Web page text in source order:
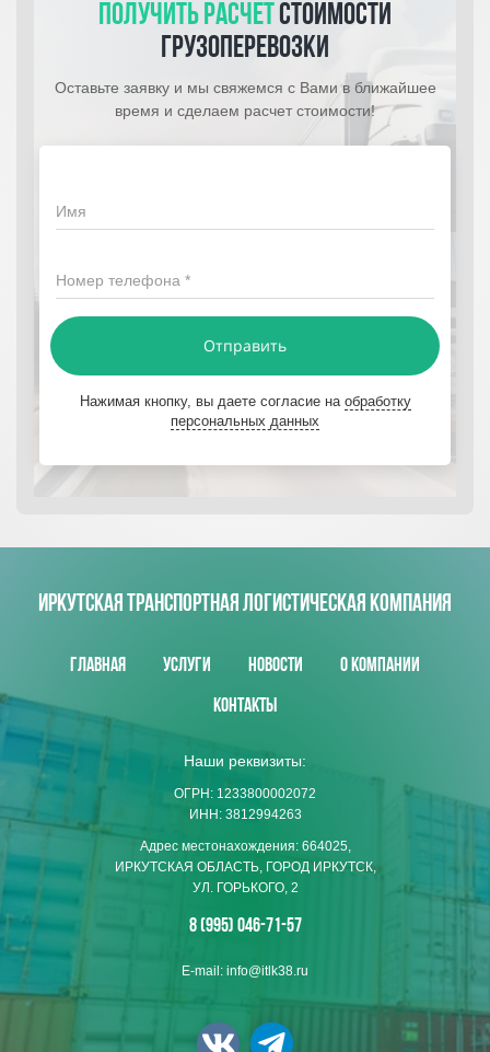
Получить расчет стоимости
грузоперевозки
Оставьте заявку и мы свяжемся с Вами в ближайшее
время и сделаем расчет стоимости!
Имя
Номер телефона *
Отправить
Нажимая кнопку, вы даете согласие на обработку
персональных данных
ИРКУТСКАЯ ТРАНСПОРТНАЯ ЛОГИСТИЧЕСКАЯ КОМПАНИЯ
Главная Услуги Новости
О компании
Контакты
Наши реквизиты:
ОГРН: 1233800002072
ИНН: 3812994263
Адрес местонахождения: 664025,
ИРКУТСКАЯ ОБЛАСТЬ, ГОРОД ИРКУТСК,
УЛ. ГОРЬКОГО, 2
8 (995) 046-71-57
E-mail: info@itlk38.ru